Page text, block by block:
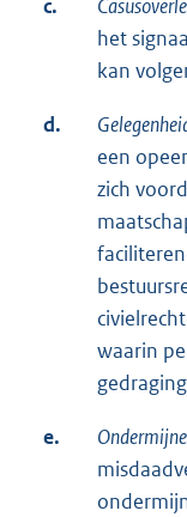
c.
het
kan
d.
een
zich
waarin
e.